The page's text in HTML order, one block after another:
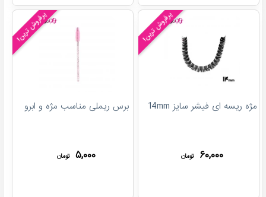
پرفروش ترین!
مژه ریسه ای فیشر سایز 14mm
۶۰,۰۰۰ تومان
پرفروش ترین!
برس ریملی مناسب مژه و ابرو
۵,۰۰۰ تومان